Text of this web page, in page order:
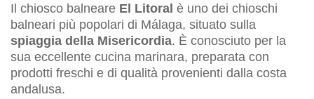
Il chiosco balneare El Litoral è uno dei chioschi
balneari più popolari di Málaga, situato sulla
spiaggia della Misericordia. È conosciuto per la
sua eccellente cucina marinara, preparata con
prodotti freschi e di qualità provenienti dalla costa
andalusa.